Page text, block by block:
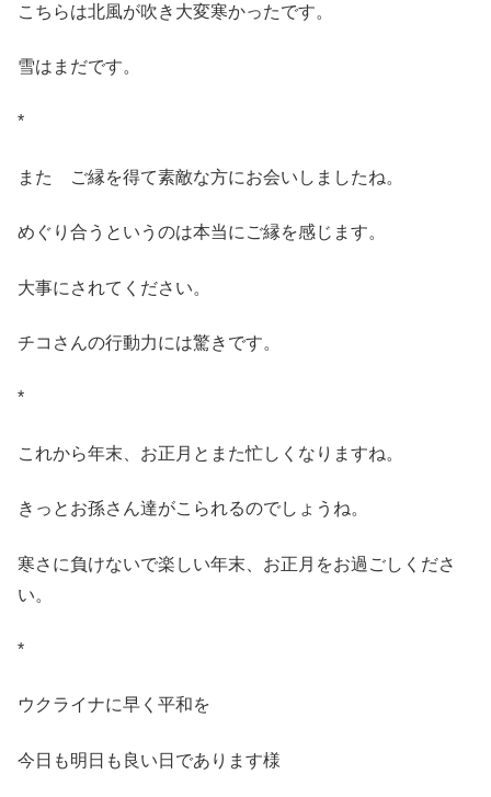
こちらは北風が吹き大変寒かったです。
雪はまだです。
*
また ご縁を得て素敵な方にお会いしましたね。
めぐり合うというのは本当にご縁を感じます。
大事にされてください。
チコさんの行動力には驚きです。
*
これから年末、お正月とまた忙しくなりますね。
きっとお孫さん達がこられるのでしょうね。
寒さに負けないで楽しい年末、お正月をお過ごしくださ
い。
*
ウクライナに早く平和を
今日も明日も良い日であります様